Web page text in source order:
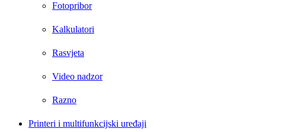
Fotopribor
Kalkulatori
Rasvjeta
Video nadzor
Razno
Printeri i multifunkcijski uređaji